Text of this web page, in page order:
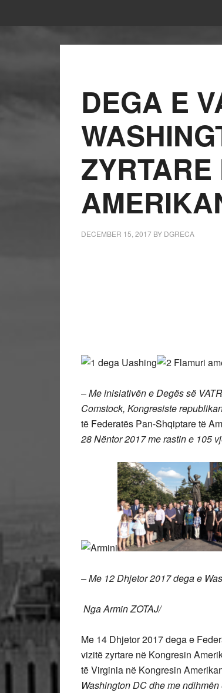
DEGA E
DECEMBER 15, 2017 BY DGRECA
–Me inisiativën e Degës së
Comstock, Kongresiste
të Federatës Pan-Shqiptare të
28 Nëntor 2017 me rastin e 105
– Me 12 Dhjetor 2017 dega e
Nga Armin ZOTAJ/
Me 14 Dhjetor 2017 dega e
vizitë zyrtare në Kongresin
të Virginia në Kongresin
Washington DC dhe me